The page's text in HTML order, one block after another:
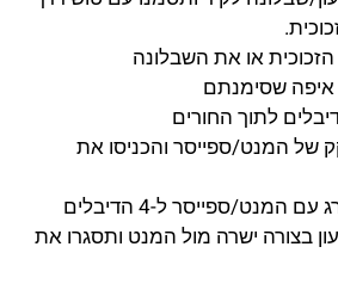
הזכוכית או את השבלונה
של המנט/ספייסר והכניסו את
המנט/ספייסר ל-4 הדיבלים
בצורה ישרה מול המנט ותסגרו את